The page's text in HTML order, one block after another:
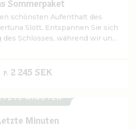
Sommerpaket
schönsten Aufenthalt des
Slott. Entspannen Sie sich
Schlosses, während wir uns
der Saison verschönern.
P. 2 245 SEK
MINUTEN
Minuten